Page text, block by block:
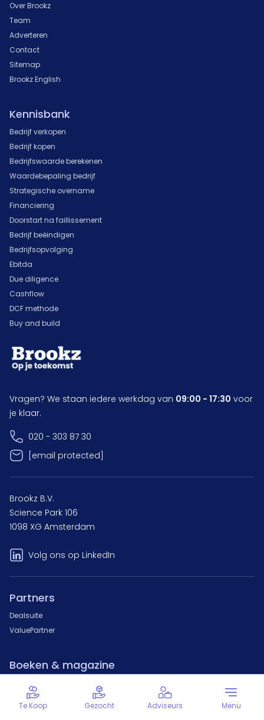
Te Koop Gezocht Adviseurs Menu
Over Brookz
Team
Adverteren
Contact
Sitemap
Brookz English
Kennisbank
Bedrijf verkopen
Bedrijf kopen
Bedrijfswaarde berekenen
Waardebepaling bedrijf
Strategische overname
Financiering
Doorstart na faillissement
Bedrijf beëindigen
Bedrijfsopvolging
Ebitda
Due diligence
Cashflow
DCF methode
Buy and build
Vragen? We staan iedere werkdag van 09:00 - 17:30 voor
je klaar.
020 - 303 87 30
[email protected]
Brookz B.V.
Science Park 106
1098 XG Amsterdam
Volg ons op LinkedIn
Partners
Dealsuite
ValuePartner
Boeken & magazine
Groeien door overname
Hoe koop ik een bedrijf